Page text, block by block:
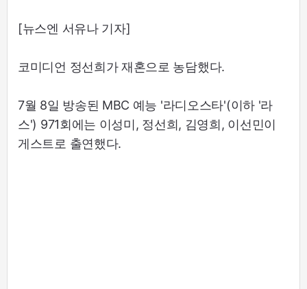
[뉴스엔 서유나 기자]
코미디언 정선희가 재혼으로 농담했다.
7월 8일 방송된 MBC 예능 '라디오스타'(이하 '라
스') 971회에는 이성미, 정선희, 김영희, 이선민이
게스트로 출연했다.